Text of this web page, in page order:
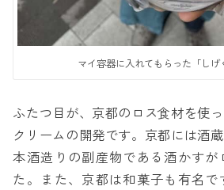
マイ容器に入れてもらった「しげ
ふたつ目が、京都のロス食材を使
クリームの開発です。京都には酒
本酒造りの副産物である酒かすが
た。また、京都は和菓子も有名で